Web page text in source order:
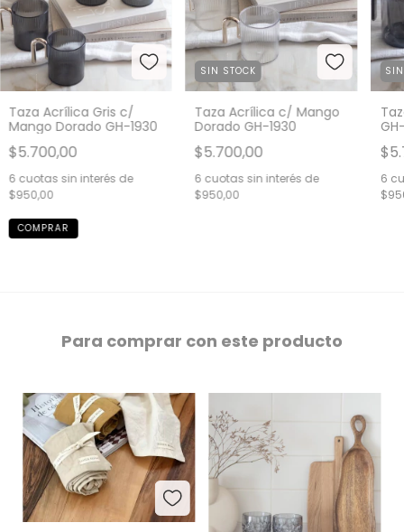
Taza Acrílica Gris c/
Mango Dorado GH-1930
$5.700,00
6 cuotas sin interés de
$950,00
SIN STOCK
Taza Acrílica c/ Mango
Dorado GH-1930
$5.700,00
6 cuotas sin interés de
$950,00
6
Para comprar con este producto